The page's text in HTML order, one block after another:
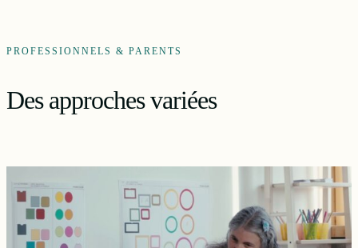
PROFESSIONNELS & PARENTS
Des approches variées